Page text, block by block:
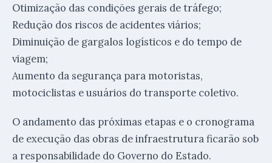
Otimização das condições gerais de tráfego;
Redução dos riscos de acidentes viários;
Diminuição de gargalos logísticos e do tempo de
viagem;
Aumento da segurança para motoristas,
motociclistas e usuários do transporte coletivo.
O andamento das próximas etapas e o cronograma
de execução das obras de infraestrutura ficarão sob
a responsabilidade do Governo do Estado.